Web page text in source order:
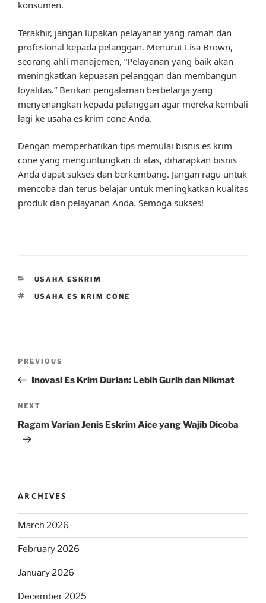
konsumen.
Terakhir, jangan lupakan pelayanan yang ramah dan
profesional kepada pelanggan. Menurut Lisa Brown,
seorang ahli manajemen, “Pelayanan yang baik akan
meningkatkan kepuasan pelanggan dan membangun
loyalitas.” Berikan pengalaman berbelanja yang
menyenangkan kepada pelanggan agar mereka kembali
lagi ke usaha es krim cone Anda.
Dengan memperhatikan tips memulai bisnis es krim
cone yang menguntungkan di atas, diharapkan bisnis
Anda dapat sukses dan berkembang. Jangan ragu untuk
mencoba dan terus belajar untuk meningkatkan kualitas
produk dan pelayanan Anda. Semoga sukses!
CATEGORIES
USAHA ESKRIM
TAGS
USAHA ES KRIM CONE
Previous
Post
PREVIOUS
Inovasi Es Krim Durian: Lebih Gurih dan Nikmat
Next
Post
NEXT
Ragam Varian Jenis Eskrim Aice yang Wajib Dicoba
ARCHIVES
March 2026
February 2026
January 2026
December 2025